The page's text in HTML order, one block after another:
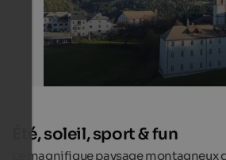
Été, soleil, sport & fun
Le magnifique paysage montagneux